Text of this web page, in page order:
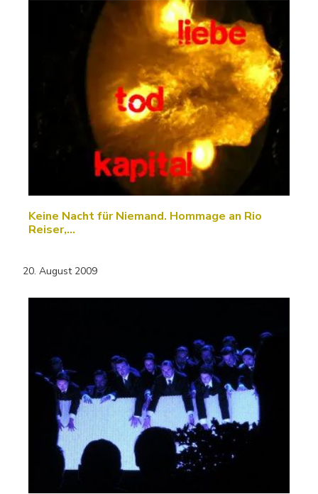
Keine Nacht für Niemand. Hommage an Rio
Reiser,…
20. August 2009